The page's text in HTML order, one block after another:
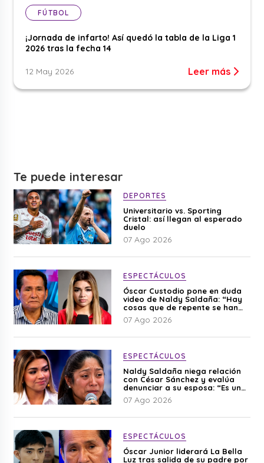
FÚTBOL
¡Jornada de infarto! Así quedó la tabla de la Liga 1
2026 tras la fecha 14
12 May 2026 Leer más
Te puede interesar
DEPORTES
Universitario vs. Sporting
Cristal: así llegan al esperado
duelo
07 Ago 2026
ESPECTÁCULOS
Óscar Custodio pone en duda
video de Naldy Saldaña: “Hay
cosas que de repente se han
editado”
07 Ago 2026
ESPECTÁCULOS
Naldy Saldaña niega relación
con César Sánchez y evalúa
denunciar a su esposa: “Es una
difamación”
07 Ago 2026
ESPECTÁCULOS
Óscar Junior liderará La Bella
Luz tras salida de su padre por